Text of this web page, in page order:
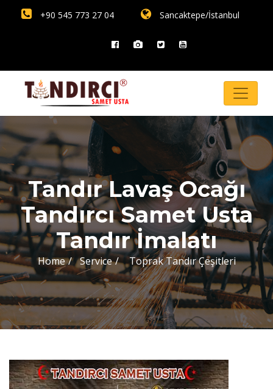
+90 545 773 27 04 Sancaktepe/İstanbul
Tandır Lavaş Ocağı
Tandırcı Samet Usta
Tandır İmalatı
Home Service Toprak Tandır Çeşitleri